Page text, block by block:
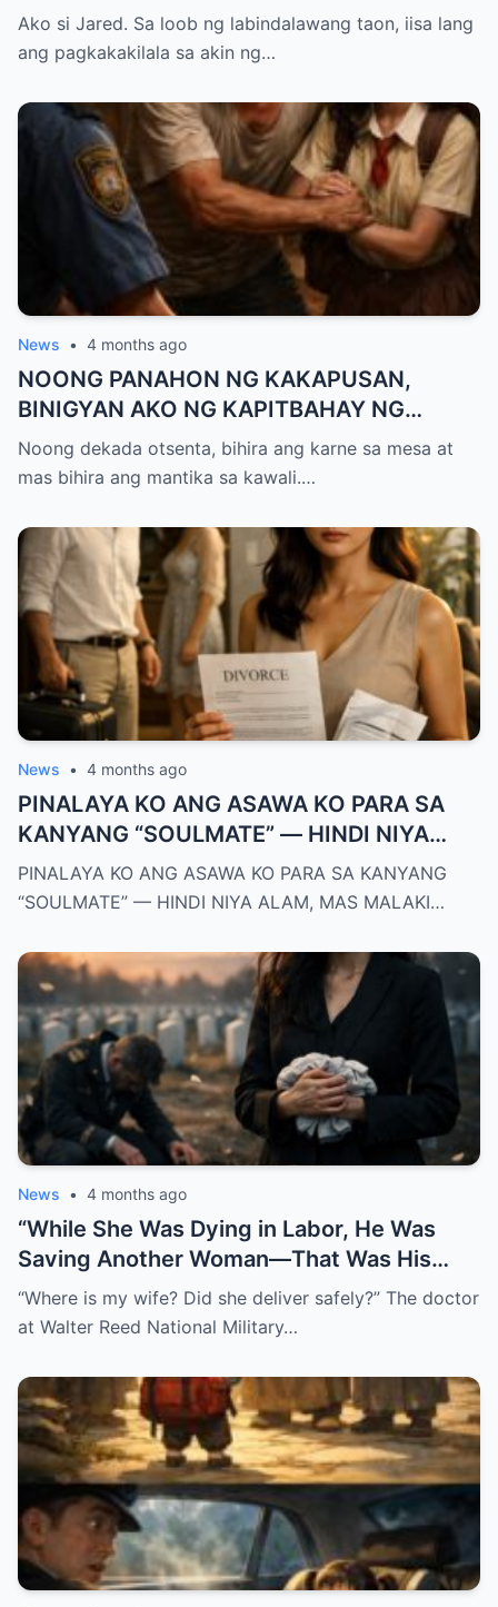
NG GRADUATION, ISANG LINYA KO LANG
ANG NAGPALUHOD SA LAHAT NG
Ako si Jared. Sa loob ng labindalawang taon, iisa lang
ang pagkakakilala sa akin ng…
News • 4 months ago
NOONG PANAHON NG KAKAPUSAN,
BINIGYAN AKO NG KAPITBAHAY NG
MANTIKA—NANG TIKMAN IYON NG TATAY
KO, KINALADKAD NIYA AKO PAPUNTANG
Noong dekada otsenta, bihira ang karne sa mesa at
mas bihira ang mantika sa kawali.…
News • 4 months ago
PINALAYA KO ANG ASAWA KO PARA SA
KANYANG “SOULMATE” — HINDI NIYA
ALAM, MAS MALAKI ANG MAWAWALA SA
KANYA KAYSA SA AKIN
PINALAYA KO ANG ASAWA KO PARA SA KANYANG
“SOULMATE” — HINDI NIYA ALAM, MAS MALAKI…
News • 4 months ago
“While She Was Dying in Labor, He Was
Saving Another Woman—That Was His
Biggest Mistake”
“Where is my wife? Did she deliver safely?” The doctor
at Walter Reed National Military…